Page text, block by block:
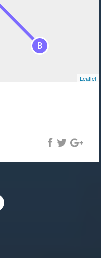
B
Leaflet